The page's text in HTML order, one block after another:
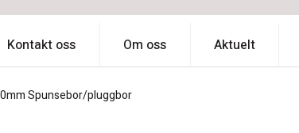
Kontakt oss Om oss Aktuelt
Spunsebor/pluggbor